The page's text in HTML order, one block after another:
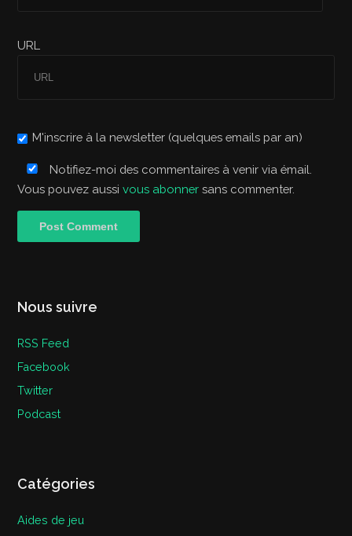
URL
M'inscrire à la newsletter (quelques emails par an)
Notifiez-moi des commentaires à venir via émail.
Vous pouvez aussivous abonner sans commenter.
Nous suivre
RSS Feed
Facebook
Twitter
Podcast
Catégories
Aides de jeu